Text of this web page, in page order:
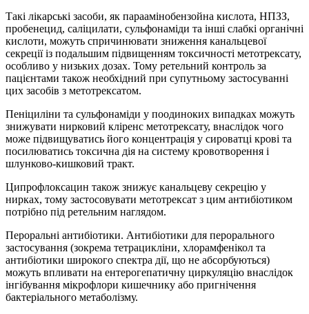
Такі лікарські засоби, як параамінобензойна кислота, НПЗЗ,
пробенецид, саліцилати, сульфонаміди та інші слабкі органічні
кислоти, можуть спричинювати зниження канальцевої
секреції із подальшим підвищенням токсичності метотрексату,
особливо у низьких дозах. Тому ретельний контроль за
пацієнтами також необхідний при супутньому застосуванні
цих засобів з метотрексатом.
Пеніциліни та сульфонаміди у поодиноких випадках можуть
знижувати нирковий кліренс метотрексату, внаслідок чого
може підвищуватись його концентрація у сироватці крові та
посилюватись токсична дія на систему кровотворення і
шлунково-кишковий тракт.
Ципрофлоксацин також знижує канальцеву секрецію у
нирках, тому застосовувати метотрексат з цим антибіотиком
потрібно під ретельним наглядом.
Пероральні антибіотики. Антибіотики для перорального
застосування (зокрема тетрацикліни, хлорамфенікол та
антибіотики широкого спектра дії, що не абсорбуються)
можуть впливати на ентерогепатичну циркуляцію внаслідок
інгібування мікрофлори кишечнику або пригнічення
бактеріального метаболізму.